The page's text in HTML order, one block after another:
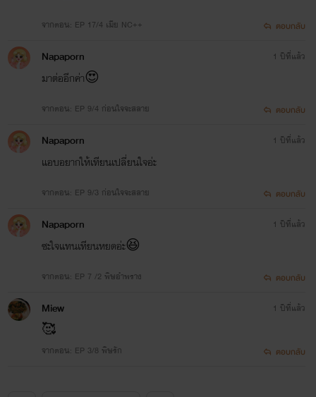
จากตอน: EP 17/4 เมีย NC++ ตอบกลับ
Napaporn
มาต่ออีกค่า😍
จากตอน: EP 9/4 ก่อนใจจะสลาย
1 ปีที่แล้ว
ตอบกลับ
Napaporn
แอบอยากให้เทียนเปลี่ยนใจอ่ะ
จากตอน: EP 9/3 ก่อนใจจะสลาย
1 ปีที่แล้ว
ตอบกลับ
Napaporn
ซะใจแทนเทียนหยดอ่ะ😆
จากตอน: EP 7 /2 พิษอำพราง
1 ปีที่แล้ว
ตอบกลับ
Miew
🥰
จากตอน: EP 3/8 พิษรัก
1 ปีที่แล้ว
ตอบกลับ